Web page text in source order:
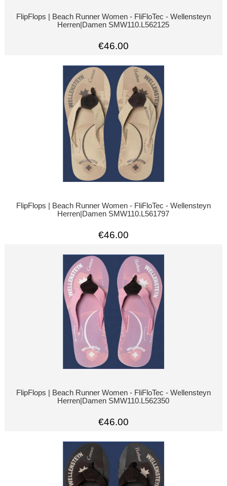
FlipFlops | Beach Runner Women - FliFloTec - Wellensteyn
Herren|Damen SMW110.L562125
€46.00
FlipFlops | Beach Runner Women - FliFloTec - Wellensteyn
Herren|Damen SMW110.L561797
€46.00
FlipFlops | Beach Runner Women - FliFloTec - Wellensteyn
Herren|Damen SMW110.L562350
€46.00